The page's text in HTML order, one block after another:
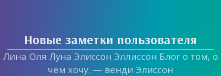
Новые заметки пользователя
Лина Оля Луна Элиссон Эллиссон Блог о том, о
чем хочу. — венди Элиссон